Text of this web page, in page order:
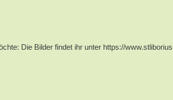
Die Bilder findet ihr unter https://